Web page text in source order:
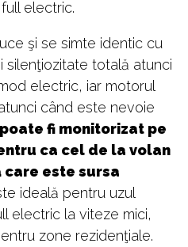
electric.
şi se simte identic cu
silenţiozitate totală atunci
electric, iar motorul
când este nevoie
fi monitorizat pe
ca cel de la volan
care este sursa
ideală pentru uzul
electric la viteze mici,
zone rezidenţiale.